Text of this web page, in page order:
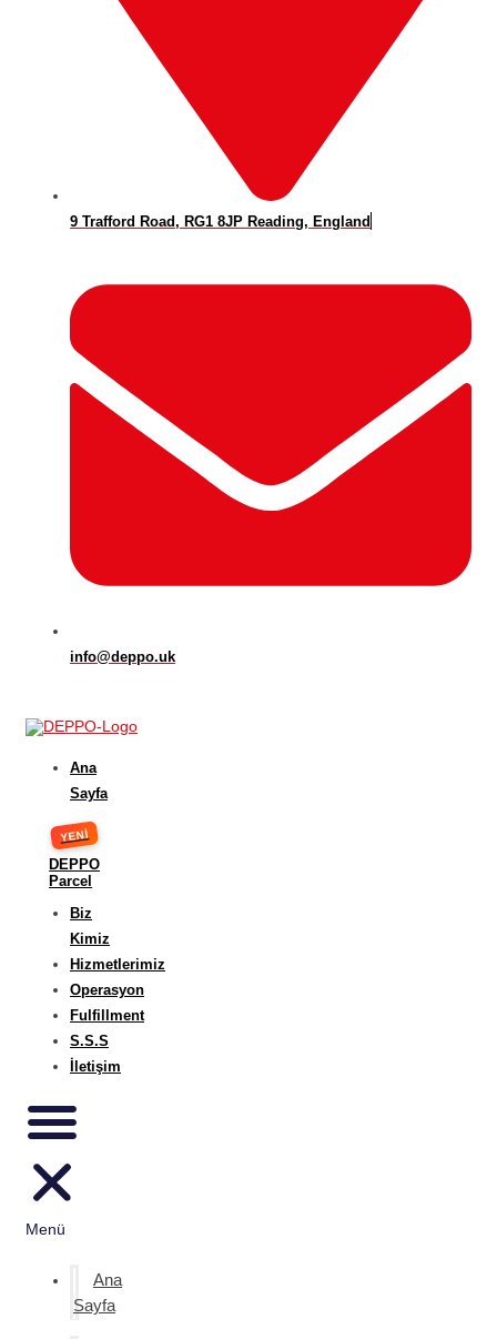
9 Trafford Road, RG1 8JP Reading, England
info@deppo.uk
Ana
Sayfa
DEPPO
Parcel
Biz
Kimiz
Hizmetlerimiz
Operasyon
Fulfillment
S.S.S
İletişim
Menü
Ana
Sayfa